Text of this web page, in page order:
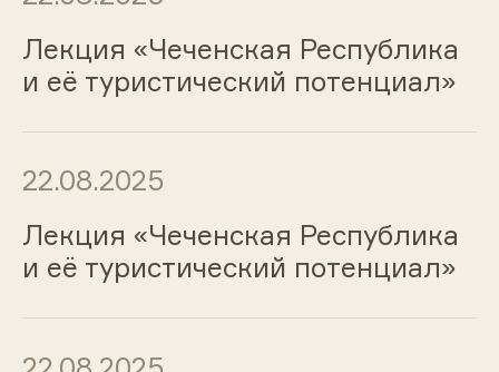
Лекция «Чеченская Республика
и её туристический потенциал»
22.08.2025
Лекция «Чеченская Республика
и её туристический потенциал»